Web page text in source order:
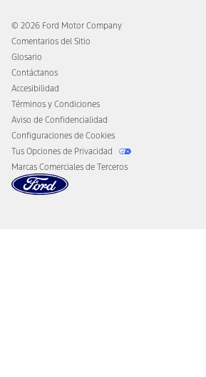
Ford Heritage Vault
Aviso al Consumidor de California
Desconectar el Acceso Remoto al Vehículo
© 2026 Ford Motor Company
Comentarios del Sitio
Glosario
Contáctanos
Accesibilidad
Términos y Condiciones
Aviso de Confidencialidad
Configuraciones de Cookies
Tus Opciones de Privacidad
Marcas Comerciales de Terceros